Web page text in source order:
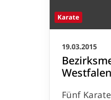
Karate
19.03.2015
Fünf